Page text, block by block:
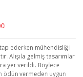
ederken mühendisliği
Alışıla gelmiş tasarımlar
yer verildi. Böylece
ödün vermeden uygun